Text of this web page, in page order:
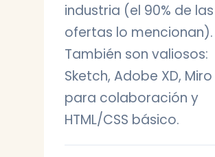
industria (el 90% de las
ofertas lo mencionan).
También son valiosos:
Sketch, Adobe XD, Miro
para colaboración y
HTML/CSS básico.